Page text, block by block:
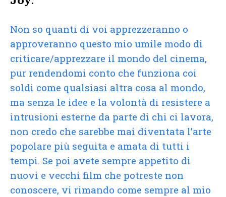
Non so quanti di voi apprezzeranno o
approveranno questo mio umile modo di
criticare/apprezzare il mondo del cinema,
pur rendendomi conto che funziona coi
soldi come qualsiasi altra cosa al mondo,
ma senza le idee e la volontà di resistere a
intrusioni esterne da parte di chi ci lavora,
non credo che sarebbe mai diventata l’arte
popolare più seguita e amata di tutti i
tempi. Se poi avete sempre appetito di
nuovi e vecchi film che potreste non
conoscere, vi rimando come sempre al mio